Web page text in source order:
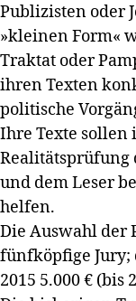
Publizisten oder
»kleinen Form«
Traktat oder
ihren Texten
politische
Ihre Texte sollen
und dem Leser
helfen.
Die Auswahl der
fünfköpfige Jury;
2015 5.000 € (bis